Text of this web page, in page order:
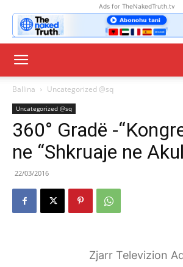
Ads for TheNakedTruth.tv
Ballina Uncategorized @sq
Uncategorized @sq
360° Gradë -
ne “Shkruaje ne
22/03/2016
Zjarr Televizion